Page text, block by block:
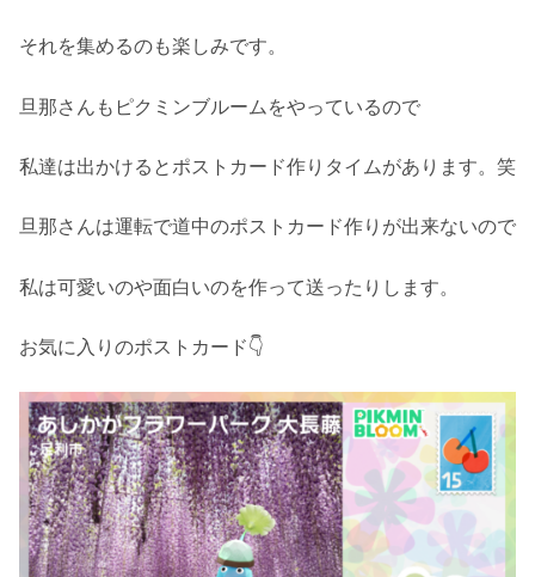
それを集めるのも楽しみです。
旦那さんもピクミンブルームをやっているので
私達は出かけるとポストカード作りタイムがあります。笑
旦那さんは運転で道中のポストカード作りが出来ないので
私は可愛いのや面白いのを作って送ったりします。
お気に入りのポストカード👇